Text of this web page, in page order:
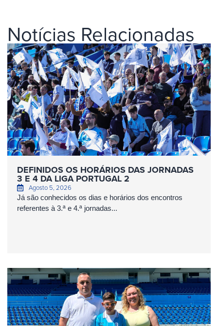
Notícias Relacionadas
DEFINIDOS OS HORÁRIOS DAS JORNADAS
3 E 4 DA LIGA PORTUGAL 2
Agosto 5, 2026
Já são conhecidos os dias e horários dos encontros
referentes à 3.ª e 4.ª jornadas...